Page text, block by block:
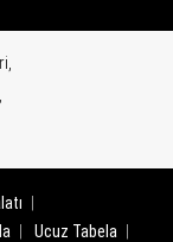
Ucuz Tabela